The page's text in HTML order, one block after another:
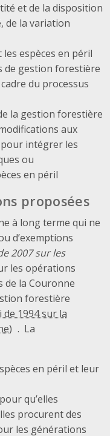
et de la disposition
de la variation
espèces en péril
de gestion forestière
du processus
la gestion forestière
aux
intégrer les
ou
en péril
proposées
à long terme qui ne
d’exemptions
2007 sur les
les opérations
de la Couronne
forestière
. La
en péril et leur
qu’elles
procurent des
les générations